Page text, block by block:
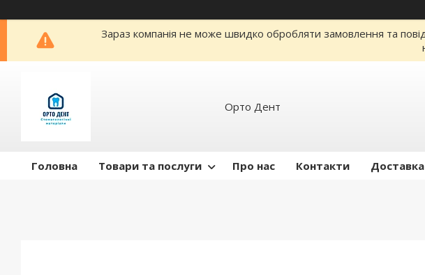
Зараз компанія не може швидко обробляти замовлення та
Орто Дент
Головна Товари та послуги Про нас Контакти